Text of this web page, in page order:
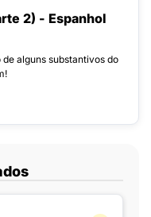
2) - Espanhol
alguns substantivos do